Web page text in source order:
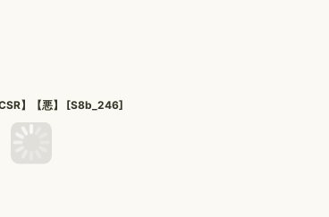
】【悪】 [S8b_246]